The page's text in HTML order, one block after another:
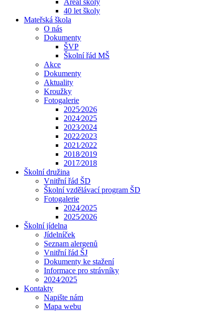
Areál školy
40 let školy
Mateřská škola
O nás
Dokumenty
ŠVP
Školní řád MŠ
Akce
Dokumenty
Aktuality
Kroužky
Fotogalerie
2025⁄2026
2024⁄2025
2023⁄2024
2022⁄2023
2021⁄2022
2018⁄2019
2017⁄2018
Školní družina
Vnitřní řád ŠD
Školní vzdělávací program ŠD
Fotogalerie
2024⁄2025
2025⁄2026
Školní jídelna
Jídelníček
Seznam alergenů
Vnitřní řád ŠJ
Dokumenty ke stažení
Informace pro strávníky
2024⁄2025
Kontakty
Napište nám
Mapa webu